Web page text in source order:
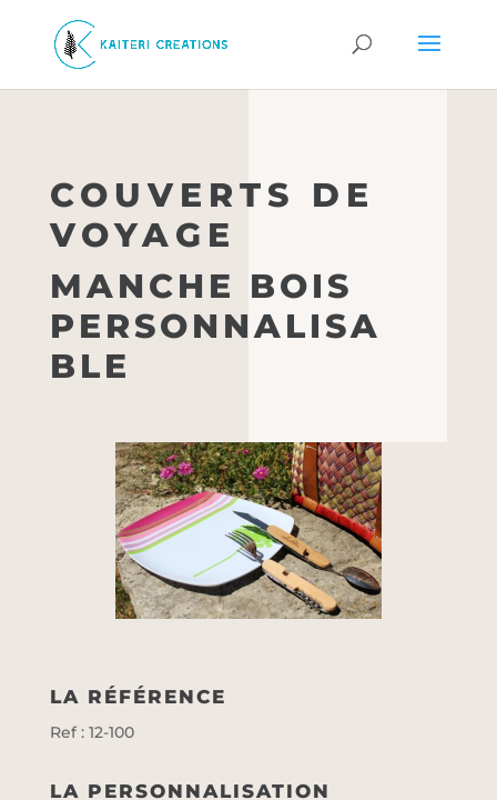
COUVERTS DE
VOYAGE
MANCHE BOIS
PERSONNALISA
BLE
LA RÉFÉRENCE
Ref : 12-100
LA PERSONNALISATION